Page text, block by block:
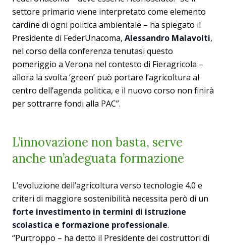
settore primario viene interpretato come elemento
cardine di ogni politica ambientale – ha spiegato il
Presidente di FederUnacoma, Alessandro Malavolti,
nel corso della conferenza tenutasi questo
pomeriggio a Verona nel contesto di Fieragricola –
allora la svolta ‘green’ può portare l’agricoltura al
centro dell’agenda politica, e il nuovo corso non finirà
per sottrarre fondi alla PAC”.
L’innovazione non basta, serve
anche un’adeguata formazione
L’evoluzione dell’agricoltura verso tecnologie 4.0 e
criteri di maggiore sostenibilità necessita però di un
forte investimento in termini di istruzione
scolastica e formazione professionale.
“Purtroppo – ha detto il Presidente dei costruttori di